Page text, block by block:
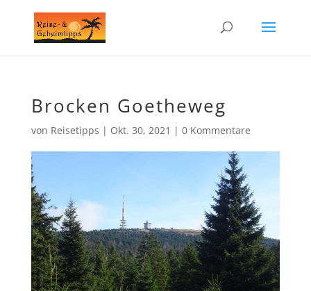
Brocken Goetheweg
von Reisetipps | Okt. 30, 2021 | 0 Kommentare